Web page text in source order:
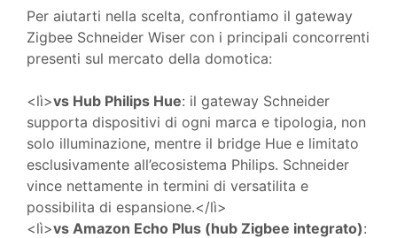
Per aiutarti nella scelta, confrontiamo il gateway
Zigbee Schneider Wiser con i principali concorrenti
presenti sul mercato della domotica:
<lì>vs Hub Philips Hue: il gateway Schneider
supporta dispositivi di ogni marca e tipologia, non
solo illuminazione, mentre il bridge Hue e limitato
esclusivamente all’ecosistema Philips. Schneider
vince nettamente in termini di versatilita e
possibilita di espansione.</lì>
<lì>vs Amazon Echo Plus (hub Zigbee integrato):